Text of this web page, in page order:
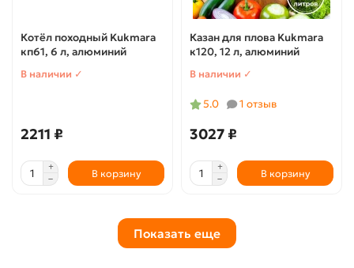
Котёл походный Kukmara
кп61, 6 л, алюминий
В наличии ✓
2211 ₽
В корзину
Казан для плова Kukmara
к120, 12 л, алюминий
В наличии ✓
5.0 1 отзыв
3027 ₽
В корзину
Показать еще